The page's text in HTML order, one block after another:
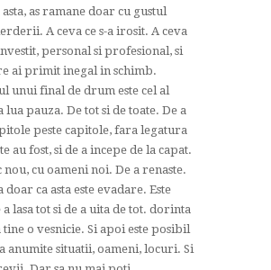
asta, as ramane doar cu gustul
A ceva ce s-a irosit. A ceva
personal si profesional, si
ai primit inegal in schimb.
unui final de drum este cel al
lua pauza. De tot si de toate. De a
peste capitole, fara legatura
au fost, si de a incepe de la capat.
cu oameni noi. De a renaste.
doar ca asta este evadare. Este
lasa tot si de a uita de tot. dorinta
tine o vesnicie. Si apoi este posibil
anumite situatii, oameni, locuri. Si